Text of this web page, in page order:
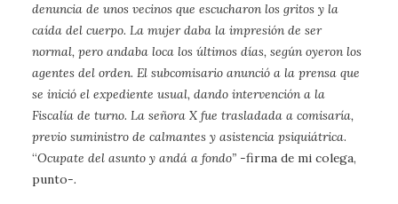
denuncia de unos vecinos que escucharon los gritos y la
caída del cuerpo. La mujer daba la impresión de ser
normal, pero andaba loca los últimos días, según oyeron los
agentes del orden. El subcomisario anunció a la prensa que
se inició el expediente usual, dando intervención a la
Fiscalía de turno. La señora X fue trasladada a comisaría,
previo suministro de calmantes y asistencia psiquiátrica.
“Ocupate del asunto y andá a fondo” -firma de mi colega,
punto-.